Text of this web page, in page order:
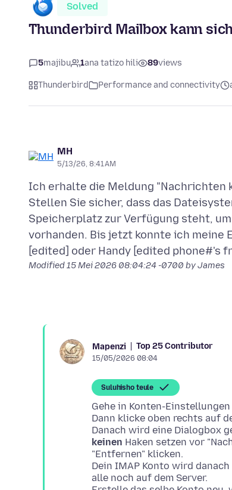
Solved
Thunderbird Mailbox kann
5majibu 1ana tatizo hili 89views
Thunderbird Performance and connectivity
MH
5/13/26, 8:41 AM
Ich erhalte die Meldung "Nachrichten
Stellen Sie sicher, dass das
Speicherplatz zur Verfügung steht,
vorhanden. Bis jetzt konnte ich meine
Modified15 Mei 2026 08:04:24 -0700 by James
Mapenzi Top 25 Contributor
15/05/2026 08:04
Suluhisho teule
Gehe in Konten-
Dann klicke oben rechts auf
keinen Haken setzen vor
"Entfernen" klicken.
Dein IMAP Konto wird
alle noch auf dem Server.